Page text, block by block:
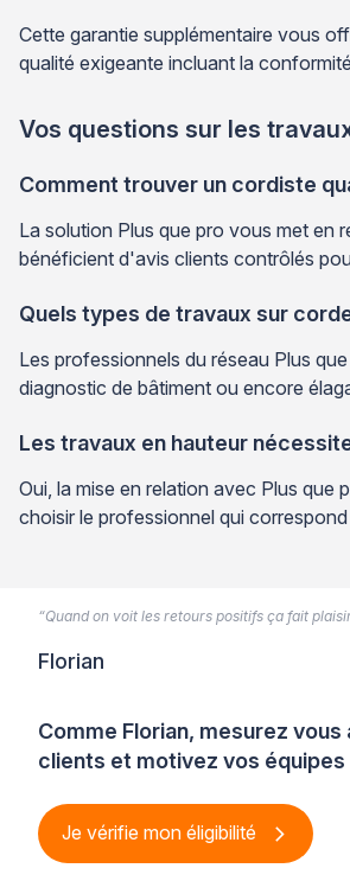
Cette garantie supplémentaire vous
qualité exigeante incluant la
Vos questions sur les
Comment trouver un cordiste
La solution Plus que pro vous met en
bénéficient d'avis clients contrôlés
Quels types de travaux sur
Les professionnels du réseau Plus
diagnostic de bâtiment ou encore
Les travaux en hauteur
Oui, la mise en relation avec Plus
choisir le professionnel qui
Comme Florian, mesurez
clients et motivez vos équipes
Je vérifie mon éligibilité
“Quand on voit les retours positifs ça fait
Florian